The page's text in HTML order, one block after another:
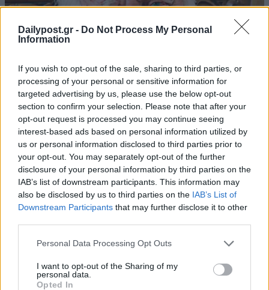
Dailypost.gr - Do Not Process My Personal
Information
If you wish to opt-out of the sale, sharing to third parties, or
processing of your personal or sensitive information for
targeted advertising by us, please use the below opt-out
section to confirm your selection. Please note that after your
opt-out request is processed you may continue seeing
interest-based ads based on personal information utilized by
us or personal information disclosed to third parties prior to
your opt-out. You may separately opt-out of the further
disclosure of your personal information by third parties on the
IAB’s list of downstream participants. This information may
also be disclosed by us to third parties on the IAB’s List of
Downstream Participants that may further disclose it to other
Personal Data Processing Opt Outs
I want to opt-out of the Sharing of my
personal data.
Opted In